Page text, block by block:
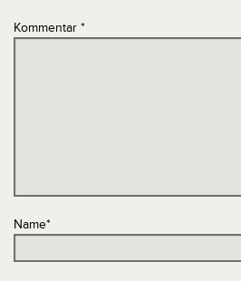
Kommentar *
Name*